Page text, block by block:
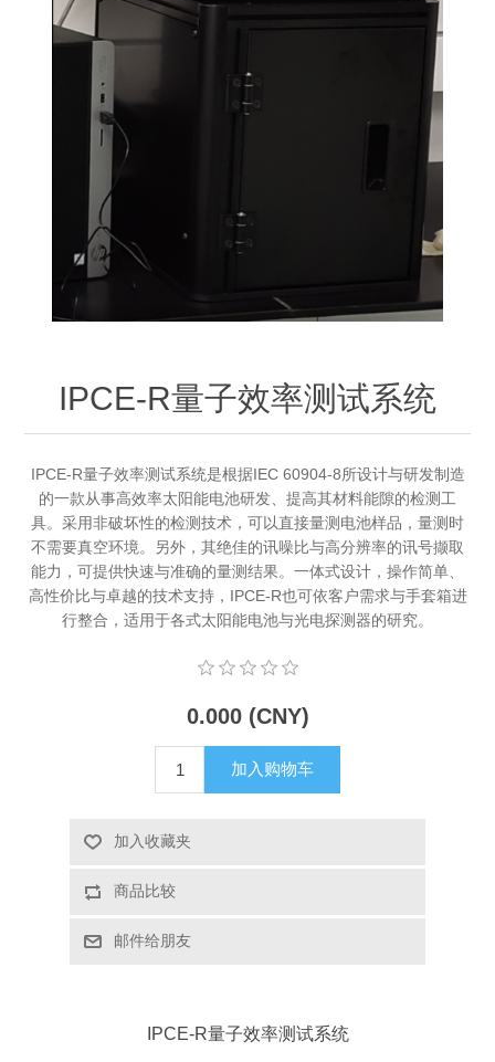
OCT（光学相干断层扫描）整机
OCT 光源单元
OCT干涉仪单元
OCT扫描系统
透光率测试仪
椭偏仪（Ellipsometer）
离线 IV 测试仪
光能评价设备
TLM
物理气相沉积设备
化学气相沉积设备
湿法设备
立式炉管设备
离子注入设备
外延设备
氧碳分析仪
光电直读光谱仪
GD-MS / ICP-MS
X射线晶体定向仪
硅片硅块厚度
钙钛矿太阳能电池
光电类核心器件
半导体设备用光源
Holoeye空间光调制器
薄膜铌酸锂
耗材售后/维修/校准
ECV配件
TLM配件
标准样品（光伏）
等离子体局部废气处理设备
激光尘埃粒子计数器
薄层电阻量测系统
太阳模拟器
X射线类
IPCE-R量子效率测试系统
IPCE-R量子效率测试系统是根据IEC 60904-8所设计与研发制造
的一款从事高效率太阳能电池研发、提高其材料能隙的检测工
具。采用非破坏性的检测技术，可以直接量测电池样品，量测时
不需要真空环境。另外，其绝佳的讯噪比与高分辨率的讯号撷取
能力，可提供快速与准确的量测结果。一体式设计，操作简单、
高性价比与卓越的技术支持，IPCE-R也可依客户需求与手套箱进
行整合，适用于各式太阳能电池与光电探测器的研究。
0.000 (CNY)
加入购物车
加入收藏夹
商品比较
邮件给朋友
IPCE-R量子效率测试系统